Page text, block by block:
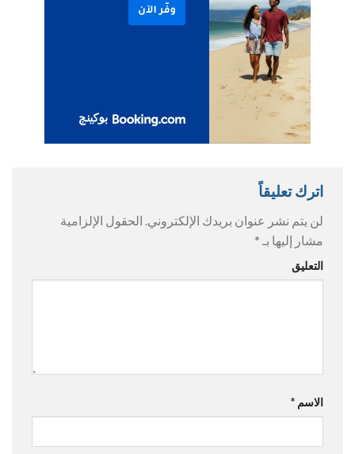
اترك تعليقاً
لن يتم نشر عنوان بريدك الإلكتروني. الحقول الإلزامية
مشار إليها بـ *
التعليق
الاسم *